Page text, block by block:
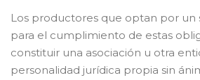
Los productores que optan por un
para el cumplimiento de estas
constituir una asociación u otra
personalidad jurídica propia sin